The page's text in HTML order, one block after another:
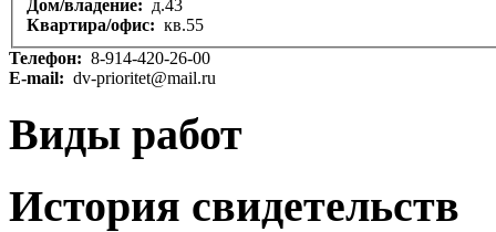
Дом/владение: д.43
Квартира/офис: кв.55
Телефон: 8-914-420-26-00
E-mail: dv-prioritet@mail.ru
Виды работ
История свидетельств